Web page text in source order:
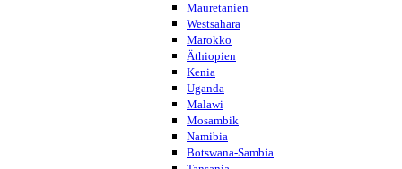
Mauretanien
Westsahara
Marokko
Äthiopien
Kenia
Uganda
Malawi
Mosambik
Namibia
Botswana-Sambia